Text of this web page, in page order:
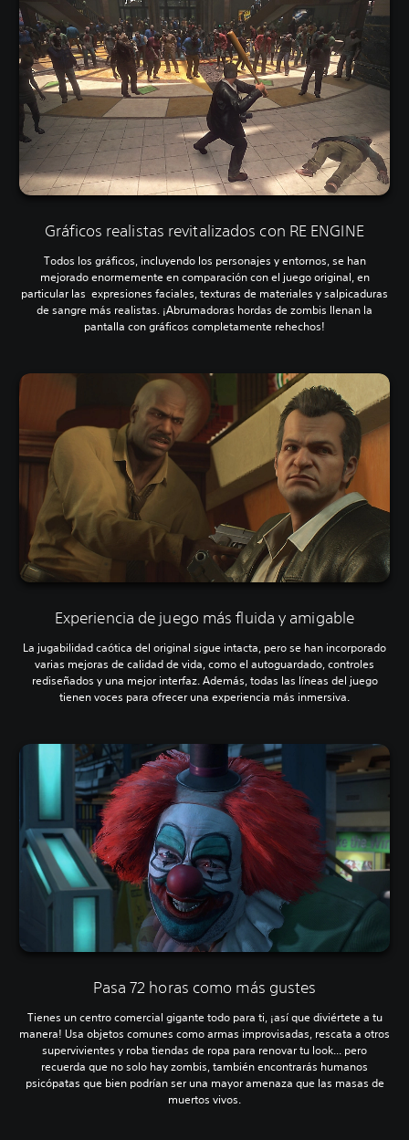
Gráficos realistas revitalizados con RE ENGINE
Todos los gráficos, incluyendo los personajes y entornos, se han
mejorado enormemente en comparación con el juego original, en
particular las expresiones faciales, texturas de materiales y salpicaduras
de sangre más realistas. ¡Abrumadoras hordas de zombis llenan la
pantalla con gráficos completamente rehechos!
Experiencia de juego más fluida y amigable
La jugabilidad caótica del original sigue intacta, pero se han incorporado
varias mejoras de calidad de vida, como el autoguardado, controles
rediseñados y una mejor interfaz. Además, todas las líneas del juego
tienen voces para ofrecer una experiencia más inmersiva.
Pasa 72 horas como más gustes
Tienes un centro comercial gigante todo para ti, ¡así que diviértete a tu
manera! Usa objetos comunes como armas improvisadas, rescata a otros
supervivientes y roba tiendas de ropa para renovar tu look... pero
recuerda que no solo hay zombis, también encontrarás humanos
psicópatas que bien podrían ser una mayor amenaza que las masas de
muertos vivos.